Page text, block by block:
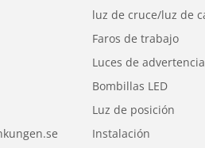
IP67 (resistente al polvo
luz de cruce/luz de
Faros de trabajo
Luces de advertencia
Bombillas LED
Luz de posición
Instalación